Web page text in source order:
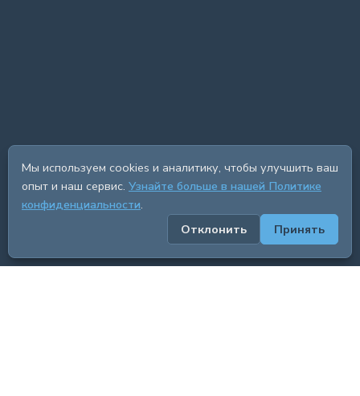
Мы используем cookies и аналитику, чтобы улучшить ваш
опыт и наш сервис. Узнайте больше в нашей Политике
конфиденциальности.
Отклонить
Принять